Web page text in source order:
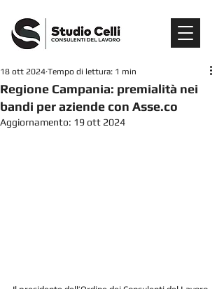
Regione Campania: premialità nei
bandi per aziende con Asse.co
18 ott 2024 Tempo di lettura: 1 min
Aggiornamento: 19 ott 2024